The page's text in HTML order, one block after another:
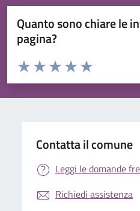
Quanto sono chiare le
pagina?
Valuta da 1 a 5 stelle la pagina
Valuta 5
Valuta 4 stelle su
Valuta 3 stelle su 5
Valuta 2 stelle su 5
Valuta 1 stelle su 5
Contatta il comune
Leggi le domande
Richiedi assistenza